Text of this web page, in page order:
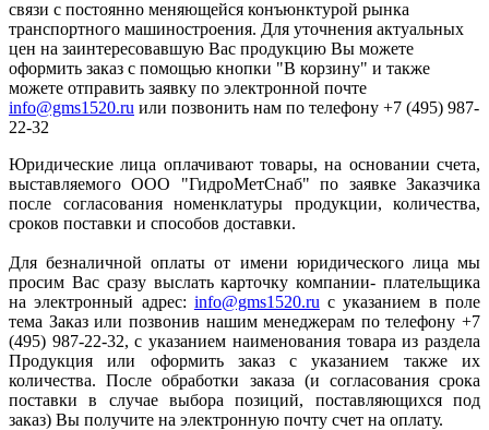
связи с постоянно меняющейся конъюнктурой рынка
транспортного машиностроения. Для уточнения актуальных
цен на заинтересовавшую Вас продукцию Вы можете
оформить заказ с помощью кнопки "В корзину" и также
можете отправить заявку по электронной почте
info@gms1520.ru или позвонить нам по телефону +7 (495) 987-
22-32
Юридические лица оплачивают товары, на основании счета,
выставляемого ООО "ГидроМетСнаб" по заявке Заказчика
после согласования номенклатуры продукции, количества,
сроков поставки и способов доставки.
Для безналичной оплаты от имени юридического лица мы
просим Вас сразу выслать карточку компании- плательщика
на электронный адрес: info@gms1520.ru с указанием в поле
тема Заказ или позвонив нашим менеджерам по телефону +7
(495) 987-22-32, с указанием наименования товара из раздела
Продукция или оформить заказ с указанием также их
количества. После обработки заказа (и согласования срока
поставки в случае выбора позиций, поставляющихся под
заказ) Вы получите на электронную почту счет на оплату.